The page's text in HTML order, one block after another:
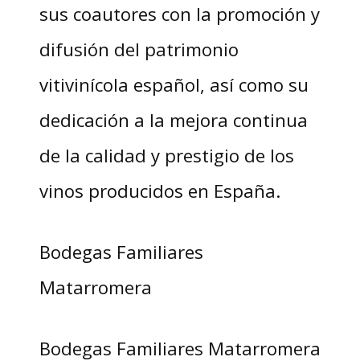
sus coautores con la promoción y
difusión del patrimonio
vitivinícola español, así como su
dedicación a la mejora continua
de la calidad y prestigio de los
vinos producidos en España.
Bodegas Familiares
Matarromera
Bodegas Familiares Matarromera